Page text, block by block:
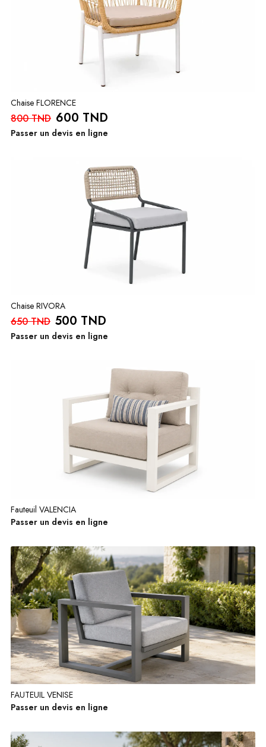
Chaise FLORENCE
800 TND 600 TND
Passer un devis en ligne
Chaise RIVORA
650 TND 500 TND
Passer un devis en ligne
Fauteuil VALENCIA
Passer un devis en ligne
FAUTEUIL VENISE
Passer un devis en ligne